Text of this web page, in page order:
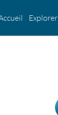
Explorer